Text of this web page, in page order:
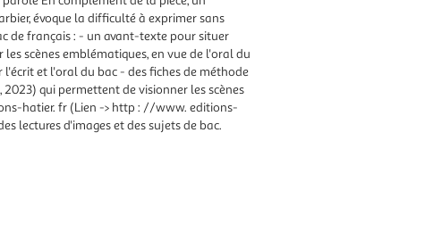
évoque la difficulté à exprimer sans
de français : - un avant-texte pour situer
scènes emblématiques, en vue de l'oral du
l'écrit et l'oral du bac - des fiches de méthode
2023) qui permettent de visionner les scènes
hatier. fr (Lien -> http : //www. editions-
lectures d'images et des sujets de bac.